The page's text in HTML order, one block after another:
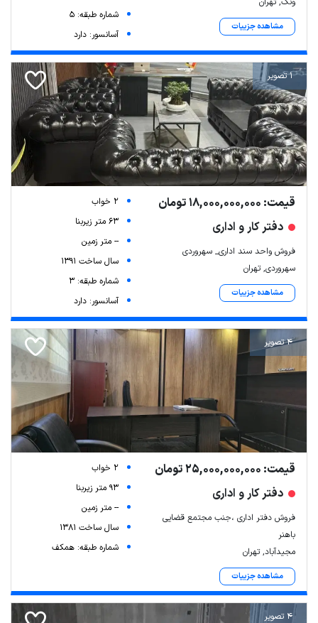
مشاهده جزییات
شماره طبقه: 5
آسانسور: دارد
1 تصویر
قیمت: 18,000,000,000 تومان
دفتر کار و اداری
فروش واحد سند اداری_ سهروردی
سهروردی, تهران
مشاهده جزییات
2 خواب
63 متر زیربنا
-- متر زمین
سال ساخت 1391
شماره طبقه: 3
آسانسور: دارد
4 تصویر
قیمت: 25,000,000,000 تومان
دفتر کار و اداری
فروش دفتر اداری ،جنب مجتمع قضایی
باهنر
مجیدآباد, تهران
مشاهده جزییات
2 خواب
93 متر زیربنا
-- متر زمین
سال ساخت 1381
شماره طبقه: همکف
4 تصویر